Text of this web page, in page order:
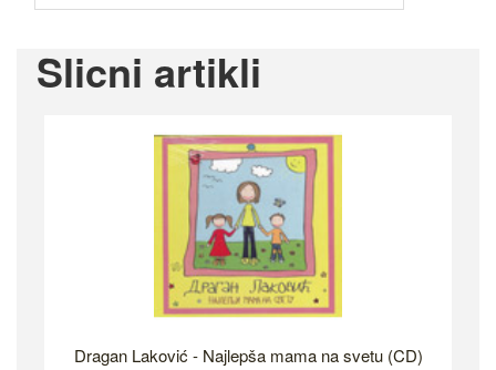
Slicni artikli
Dragan Laković - Najlepša mama na svetu (CD)